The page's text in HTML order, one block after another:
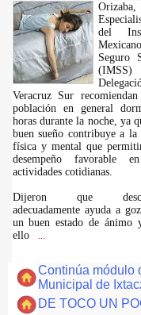
Orizaba,
del
Seguro
(IMSS)
Veracruz Sur
población en general
horas durante la noche, ya
buen sueño contribuye a la
física y mental que
desempeño favorable
actividades cotidianas.
Dijeron que
adecuadamente ayuda a
un buen estado de ánimo
ello
Continúa módulo
Municipal de
DE TOCO UN